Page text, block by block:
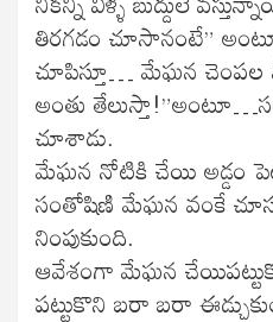
తిరగడం చూసానంటే”
చూపిస్తూ… మేఘన చెంపల
అంతు
చూశాడు.
మేఘన నోటికి చేయి అడ్డం
సంతోషిణి మేఘన వంకే
నింపుకుంది.
ఆవేశంగా మేఘన
పట్టుకొని బరా బరా